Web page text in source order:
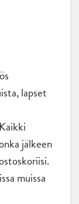
lapset
jälkeen
muissa